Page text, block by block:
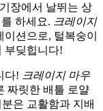
장에서 날뛰는 상
하세요. 크레이지
션으로, 털복숭이
부딪힙니다!
다! 크레이지 마우
짜릿한 배틀 로얄
은 교활함과 지배